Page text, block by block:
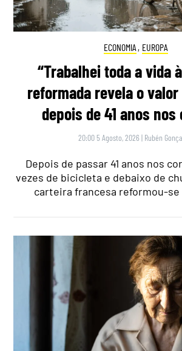
ECONOMIA , EUROPA
“Trabalhei toda a vida
reformada revela o
depois de 41 anos
20:00 5 Agosto, 2026 | Rubén
Depois de passar 41 anos nos
vezes de bicicleta e debaixo de
carteira francesa reformou-se